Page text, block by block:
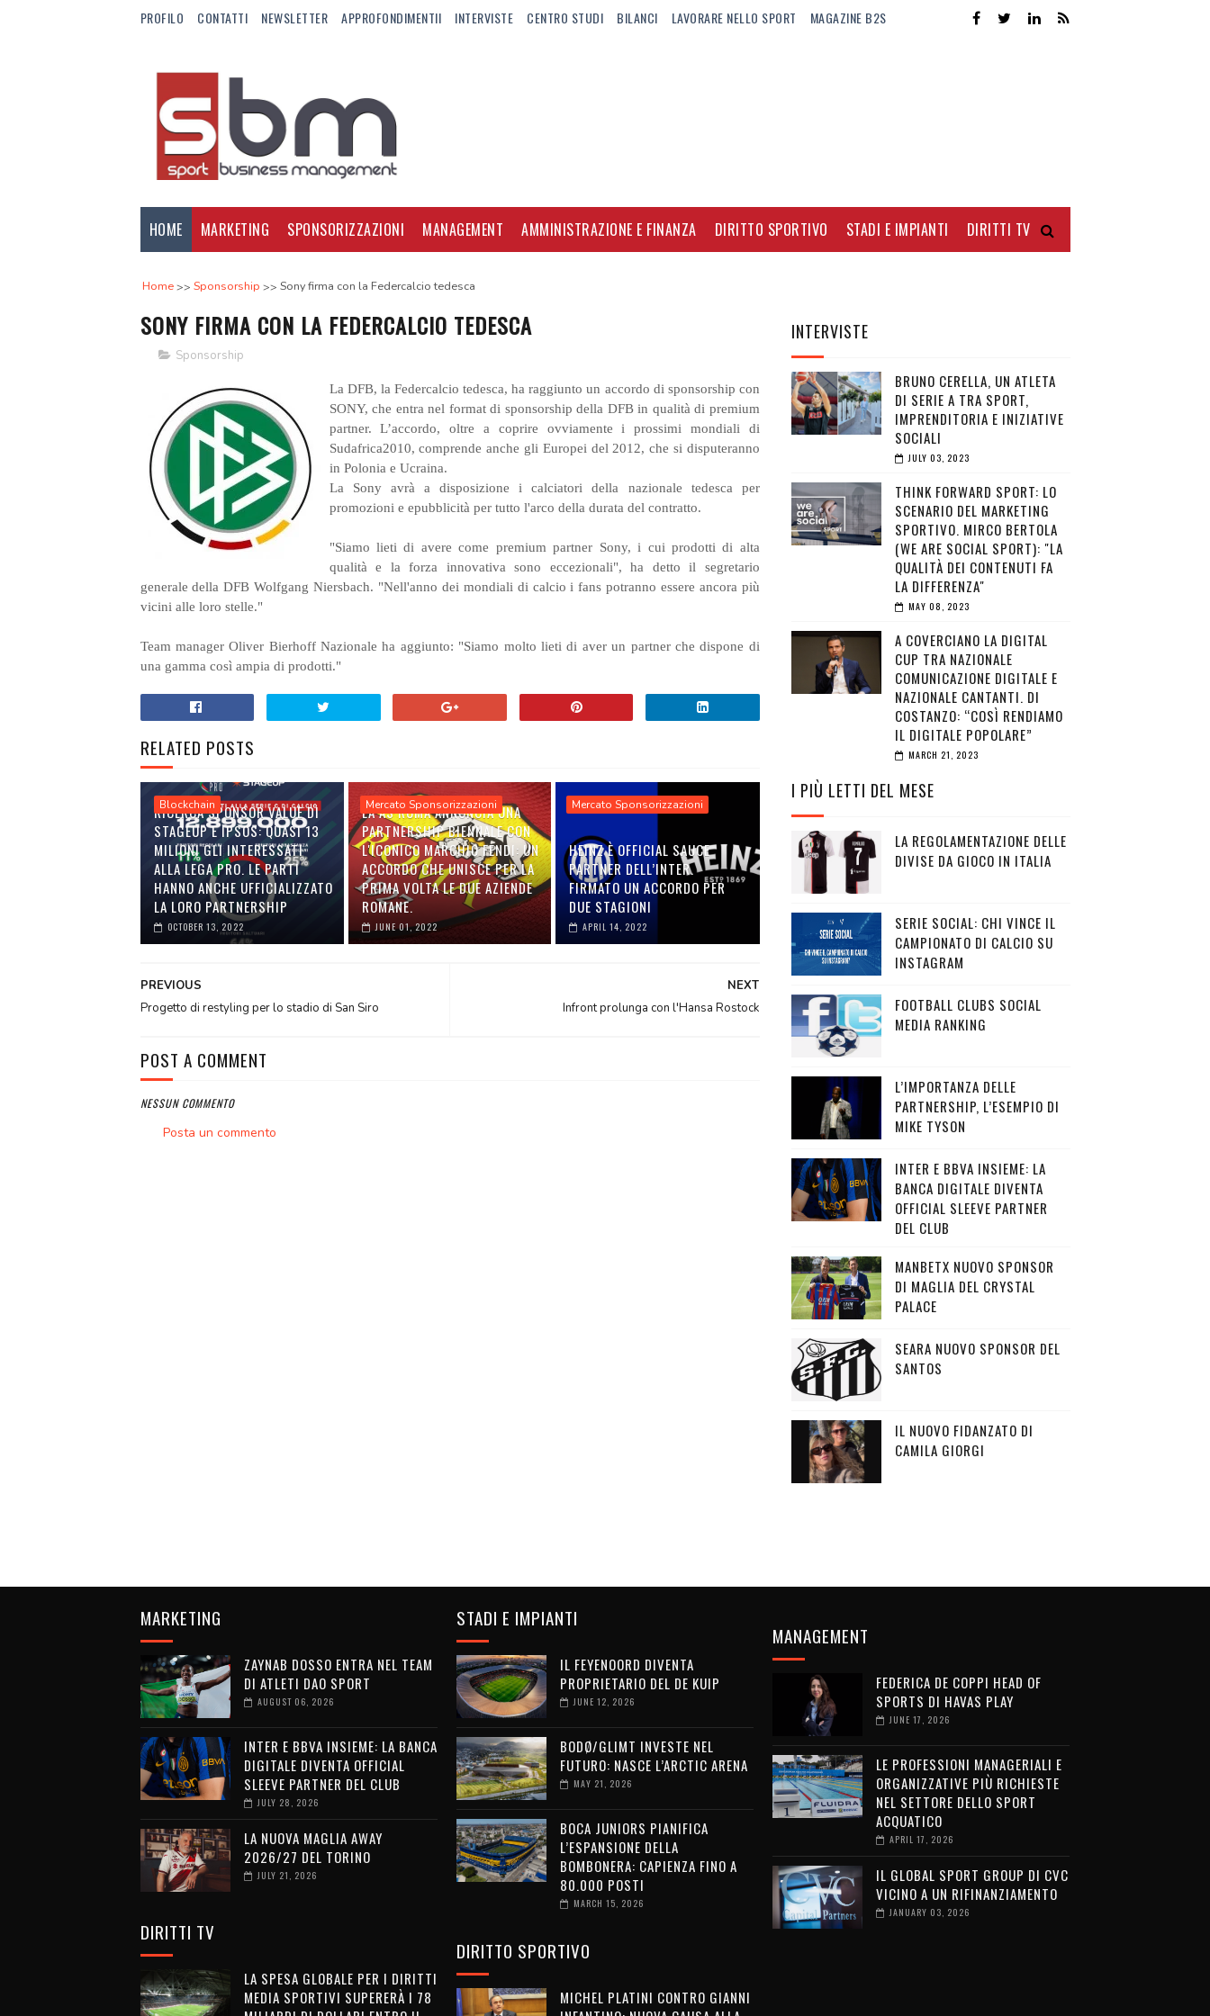
PROFILO CONTATTI NEWSLETTER APPROFONDIMENTII INTERVISTE CENTRO STUDI BILANCI LAVORARE NELLO SPORT MAGAZINE B2S
HOME MARKETING SPONSORIZZAZIONI MANAGEMENT AMMINISTRAZIONE E FINANZA DIRITTO SPORTIVO STADI E IMPIANTI DIRITTI TV
Home Sponsorship Sony firma con la Federcalcio tedesca
SONY FIRMA CON LA FEDERCALCIO TEDESCA
Sponsorship
La DFB, la Federcalcio tedesca, ha raggiunto un accordo di sponsorship con
SONY, che entra nel format di sponsorship della DFB in qualità di premium
partner. L’accordo, oltre a coprire ovviamente i prossimi mondiali di
Sudafrica2010, comprende anche gli Europei del 2012, che si disputeranno
in Polonia e Ucraina.
La Sony avrà a disposizione i calciatori della nazionale tedesca per
promozioni e epubblicità per tutto l'arco della durata del contratto.
"Siamo lieti di avere come premium partner Sony, i cui prodotti di alta
qualità e la forza innovativa sono eccezionali", ha detto il segretario
generale della DFB Wolfgang Niersbach. "Nell'anno dei mondiali di calcio i fans potranno essere ancora più
vicini alle loro stelle."
Team manager Oliver Bierhoff Nazionale ha aggiunto: "Siamo molto lieti di aver un partner che dispone di
una gamma così ampia di prodotti."
RELATED POSTS
Blockchain
RICERCA SPONSOR VALUE DI
STAGEUP E IPSOS: QUASI 13
MILIONI GLI INTERESSATI
ALLA LEGA PRO. LE PARTI
HANNO ANCHE UFFICIALIZZATO
LA LORO PARTNERSHIP
OCTOBER 13, 2022
Mercato Sponsorizzazioni
LA AS ROMA ANNUNCIA UNA
PARTNERSHIP BIENNALE CON
L'ICONICO MARCHIO FENDI: UN
ACCORDO CHE UNISCE PER LA
PRIMA VOLTA LE DUE AZIENDE
ROMANE.
JUNE 01, 2022
Mercato Sponsorizzazioni
HEINZ È OFFICIAL SAUCE
PARTNER DELL’INTER.
FIRMATO UN ACCORDO PER
DUE STAGIONI
APRIL 14, 2022
NEXT
Infront prolunga con l'Hansa Rostock
PREVIOUS
Progetto di restyling per lo stadio di San Siro
POST A COMMENT
NESSUN COMMENTO
Posta un commento
INTERVISTE
BRUNO CERELLA, UN ATLETA
DI SERIE A TRA SPORT,
IMPRENDITORIA E INIZIATIVE
SOCIALI
JULY 03, 2023
THINK FORWARD SPORT: LO
SCENARIO DEL MARKETING
SPORTIVO. MIRCO BERTOLA
(WE ARE SOCIAL SPORT): "LA
QUALITÀ DEI CONTENUTI FA
LA DIFFERENZA"
MAY 08, 2023
A COVERCIANO LA DIGITAL
CUP TRA NAZIONALE
COMUNICAZIONE DIGITALE E
NAZIONALE CANTANTI. DI
COSTANZO: “COSÌ RENDIAMO
IL DIGITALE POPOLARE”
MARCH 21, 2023
I PIÙ LETTI DEL MESE
LA REGOLAMENTAZIONE DELLE
DIVISE DA GIOCO IN ITALIA
SERIE SOCIAL: CHI VINCE IL
CAMPIONATO DI CALCIO SU
INSTAGRAM
FOOTBALL CLUBS SOCIAL
MEDIA RANKING
L’IMPORTANZA DELLE
PARTNERSHIP, L’ESEMPIO DI
MIKE TYSON
INTER E BBVA INSIEME: LA
BANCA DIGITALE DIVENTA
OFFICIAL SLEEVE PARTNER
DEL CLUB
MANBETX NUOVO SPONSOR
DI MAGLIA DEL CRYSTAL
PALACE
SEARA NUOVO SPONSOR DEL
SANTOS
IL NUOVO FIDANZATO DI
CAMILA GIORGI
MARKETING
ZAYNAB DOSSO ENTRA NEL TEAM
DI ATLETI DAO SPORT
AUGUST 06, 2026
INTER E BBVA INSIEME: LA BANCA
DIGITALE DIVENTA OFFICIAL
SLEEVE PARTNER DEL CLUB
JULY 28, 2026
LA NUOVA MAGLIA AWAY
2026/27 DEL TORINO
JULY 21, 2026
DIRITTI TV
LA SPESA GLOBALE PER I DIRITTI
MEDIA SPORTIVI SUPERERÀ I 78
STADI E IMPIANTI
IL FEYENOORD DIVENTA
PROPRIETARIO DEL DE KUIP
JUNE 12, 2026
BODØ/GLIMT INVESTE NEL
FUTURO: NASCE L’ARCTIC ARENA
MAY 21, 2026
BOCA JUNIORS PIANIFICA
L’ESPANSIONE DELLA
BOMBONERA: CAPIENZA FINO A
80.000 POSTI
MARCH 15, 2026
DIRITTO SPORTIVO
MICHEL PLATINI CONTRO GIANNI
MANAGEMENT
FEDERICA DE COPPI HEAD OF
SPORTS DI HAVAS PLAY
JUNE 17, 2026
LE PROFESSIONI MANAGERIALI E
ORGANIZZATIVE PIÙ RICHIESTE
NEL SETTORE DELLO SPORT
ACQUATICO
APRIL 17, 2026
IL GLOBAL SPORT GROUP DI CVC
VICINO A UN RIFINANZIAMENTO
JANUARY 03, 2026